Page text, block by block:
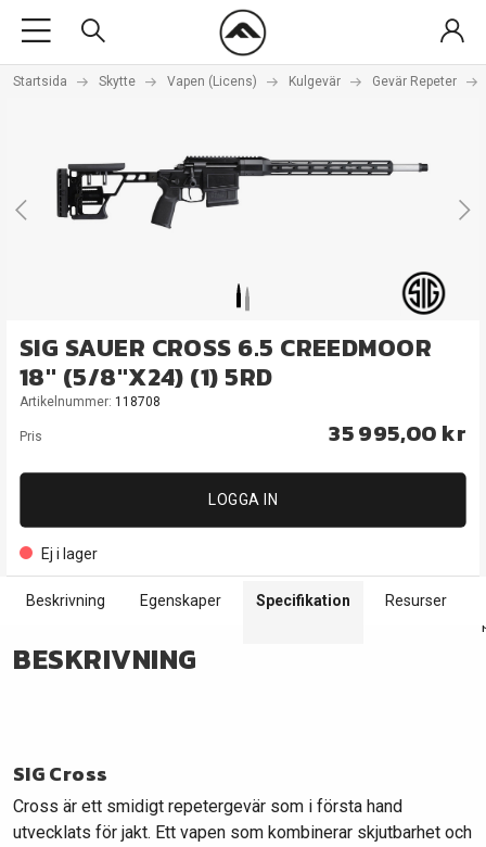
Startsida Skytte Vapen (Licens) Kulgevär Gevär Repeter
SIG SAUER CROSS 6.5 CREEDMOOR
18" (5/8"X24) (1) 5RD
Artikelnummer: 118708
Pris 35 995,00 kr
LOGGA IN
Ej i lager
Beskrivning Egenskaper Specifikation Resurser
BESKRIVNING
SIG Cross
Cross är ett smidigt repetergevär som i första hand
utvecklats för jakt. Ett vapen som kombinerar skjutbarhet och